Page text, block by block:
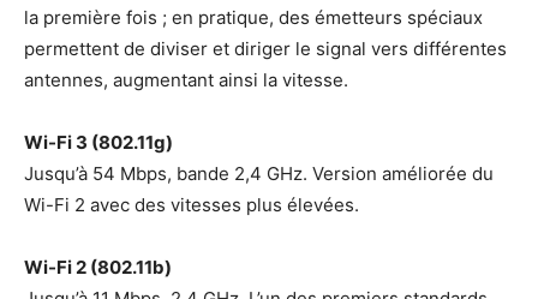
la première fois ; en pratique, des émetteurs spéciaux
permettent de diviser et diriger le signal vers différentes
antennes, augmentant ainsi la vitesse.
Wi-Fi 3 (802.11g)
Jusqu’à 54 Mbps, bande 2,4 GHz. Version améliorée du
Wi-Fi 2 avec des vitesses plus élevées.
Wi-Fi 2 (802.11b)